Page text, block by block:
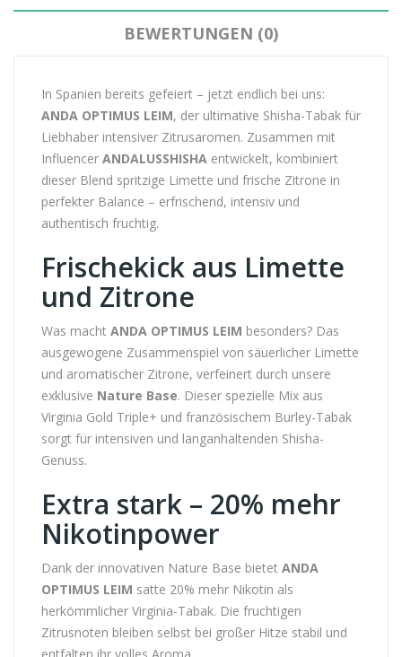
BEWERTUNGEN (0)
In Spanien bereits gefeiert – jetzt endlich bei uns:
ANDA OPTIMUS LEIM, der ultimative Shisha-Tabak für
Liebhaber intensiver Zitrusaromen. Zusammen mit
Influencer ANDALUSSHISHA entwickelt, kombiniert
dieser Blend spritzige Limette und frische Zitrone in
perfekter Balance – erfrischend, intensiv und
authentisch fruchtig.
Frischekick aus Limette
und Zitrone
Was macht ANDA OPTIMUS LEIM besonders? Das
ausgewogene Zusammenspiel von säuerlicher Limette
und aromatischer Zitrone, verfeinert durch unsere
exklusive Nature Base. Dieser spezielle Mix aus
Virginia Gold Triple+ und französischem Burley-Tabak
sorgt für intensiven und langanhaltenden Shisha-
Genuss.
Extra stark – 20% mehr
Nikotinpower
Dank der innovativen Nature Base bietet ANDA
OPTIMUS LEIM satte 20% mehr Nikotin als
herkömmlicher Virginia-Tabak. Die fruchtigen
Zitrusnoten bleiben selbst bei großer Hitze stabil und